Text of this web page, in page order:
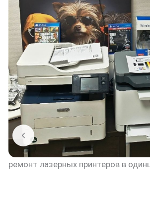
ремонт лазерных принтеров в